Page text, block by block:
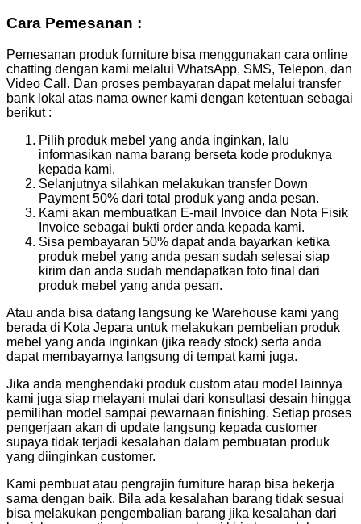
Cara Pemesanan :
Pemesanan produk furniture bisa menggunakan cara online
chatting dengan kami melalui WhatsApp, SMS, Telepon, dan
Video Call. Dan proses pembayaran dapat melalui transfer
bank lokal atas nama owner kami dengan ketentuan sebagai
berikut :
Pilih produk mebel yang anda inginkan, lalu
informasikan nama barang berseta kode produknya
kepada kami.
Selanjutnya silahkan melakukan transfer Down
Payment 50% dari total produk yang anda pesan.
Kami akan membuatkan E-mail Invoice dan Nota Fisik
Invoice sebagai bukti order anda kepada kami.
Sisa pembayaran 50% dapat anda bayarkan ketika
produk mebel yang anda pesan sudah selesai siap
kirim dan anda sudah mendapatkan foto final dari
produk mebel yang anda pesan.
Atau anda bisa datang langsung ke Warehouse kami yang
berada di Kota Jepara untuk melakukan pembelian produk
mebel yang anda inginkan (jika ready stock) serta anda
dapat membayarnya langsung di tempat kami juga.
Jika anda menghendaki produk custom atau model lainnya
kami juga siap melayani mulai dari konsultasi desain hingga
pemilihan model sampai pewarnaan finishing. Setiap proses
pengerjaan akan di update langsung kepada customer
supaya tidak terjadi kesalahan dalam pembuatan produk
yang diinginkan customer.
Kami pembuat atau pengrajin furniture harap bisa bekerja
sama dengan baik. Bila ada kesalahan barang tidak sesuai
bisa melakukan pengembalian barang jika kesalahan dari